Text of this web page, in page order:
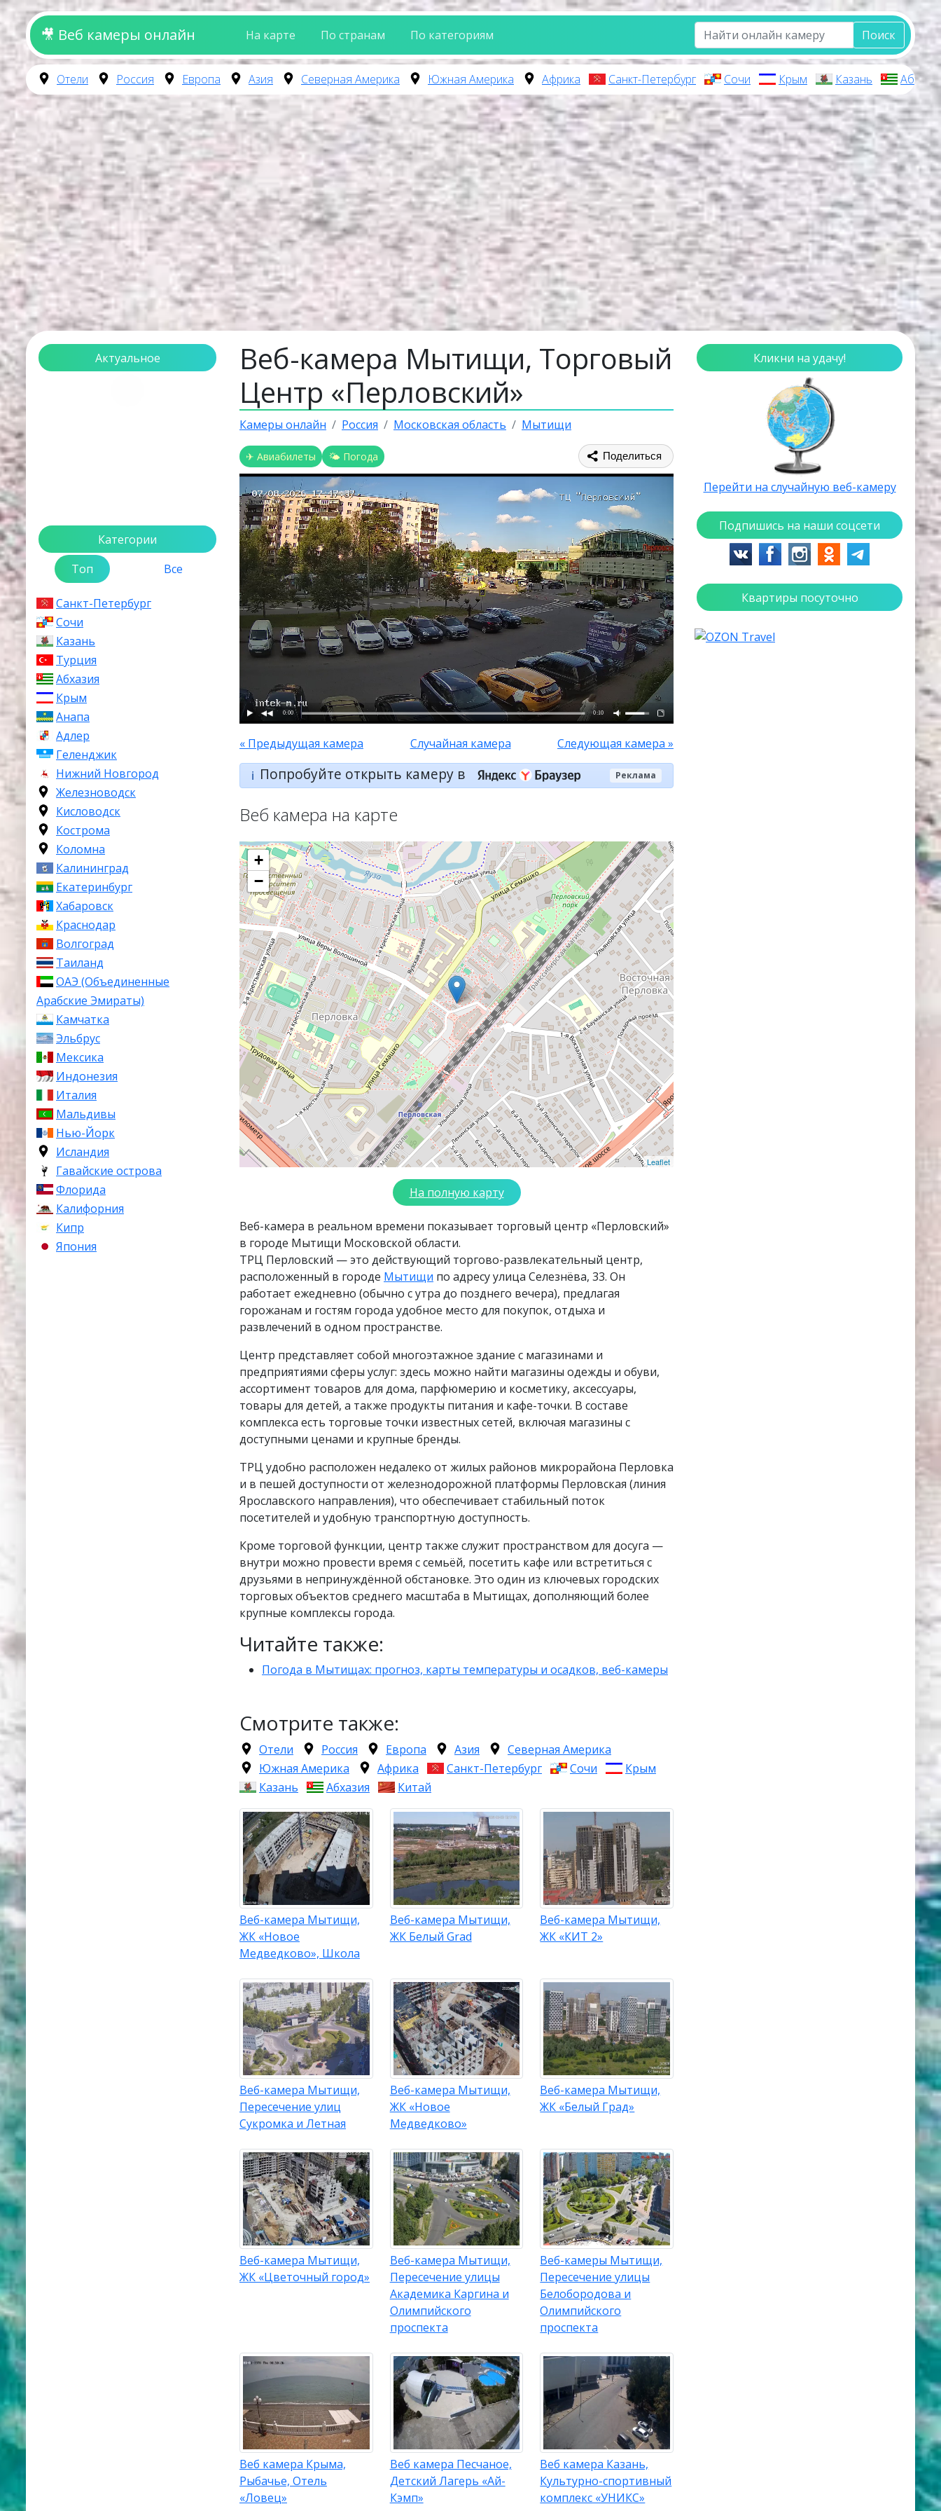
🎥 Веб камеры онлайн На карте По странам По категориям Поиск
Отели Россия Европа Азия Северная Америка Южная Америка Африка Санкт-Петербург Сочи Крым Казань
Актуальное
Категории
Топ
Все
Санкт-Петербург
Сочи
Казань
Турция
Абхазия
Крым
Анапа
Адлер
Геленджик
Нижний Новгород
Железноводск
Кисловодск
Кострома
Коломна
Калининград
Екатеринбург
Хабаровск
Краснодар
Волгоград
Таиланд
ОАЭ (Объединенные
Арабские Эмираты)
Камчатка
Эльбрус
Мексика
Индонезия
Италия
Мальдивы
Нью-Йорк
Исландия
Гавайские острова
Флорида
Калифорния
Кипр
Япония
Веб-камера Мытищи, Торговый
Центр «Перловский»
Камеры онлайн Россия Московская область Мытищи
✈ Авиабилеты 🌤 Погода Поделиться
0:00 0:10
« Предыдущая камера Случайная камера Следующая камера »
ℹ️ Попробуйте открыть камеру в Реклама
Веб камера на карте
+
−
Leaflet
На полную карту
Веб-камера в реальном времени показывает торговый центр «Перловский»
в городе Мытищи Московской области.
ТРЦ Перловский — это действующий торгово-развлекательный центр,
расположенный в городе Мытищи по адресу улица Селезнёва, 33. Он
работает ежедневно (обычно с утра до позднего вечера), предлагая
горожанам и гостям города удобное место для покупок, отдыха и
развлечений в одном пространстве.
Центр представляет собой многоэтажное здание с магазинами и
предприятиями сферы услуг: здесь можно найти магазины одежды и обуви,
ассортимент товаров для дома, парфюмерию и косметику, аксессуары,
товары для детей, а также продукты питания и кафе-точки. В составе
комплекса есть торговые точки известных сетей, включая магазины с
доступными ценами и крупные бренды.
ТРЦ удобно расположен недалеко от жилых районов микрорайона Перловка
и в пешей доступности от железнодорожной платформы Перловская (линия
Ярославского направления), что обеспечивает стабильный поток
посетителей и удобную транспортную доступность.
Кроме торговой функции, центр также служит пространством для досуга —
внутри можно провести время с семьёй, посетить кафе или встретиться с
друзьями в непринуждённой обстановке. Это один из ключевых городских
торговых объектов среднего масштаба в Мытищах, дополняющий более
крупные комплексы города.
Читайте также:
Погода в Мытищах: прогноз, карты температуры и осадков, веб-камеры
Смотрите также:
Отели Россия Европа Азия
Северная Америка
Южная Америка
Африка Санкт-Петербург Сочи
Крым
Казань
Абхазия Китай
Веб-камера Мытищи,
ЖК «Новое
Медведково», Школа
Веб-камера Мытищи,
ЖК Белый Grad
Веб-камера Мытищи,
ЖК «КИТ 2»
Веб-камера Мытищи,
Пересечение улиц
Сукромка и Летная
Веб-камера Мытищи,
ЖК «Новое
Медведково»
Веб-камера Мытищи,
ЖК «Белый Град»
Веб-камера Мытищи,
ЖК «Цветочный город»
Веб-камера Мытищи,
Пересечение улицы
Академика Каргина и
Олимпийского
проспекта
Веб-камеры Мытищи,
Пересечение улицы
Белобородова и
Олимпийского
проспекта
Веб камера Крыма,
Рыбачье, Отель
«Ловец»
Веб камера Песчаное,
Детский Лагерь «Ай-
Кэмп»
Веб камера Казань,
Культурно-спортивный
комплекс «УНИКС»
Кликни на удачу!
Перейти на случайную веб-камеру
Подпишись на наши соцсети
Квартиры посуточно